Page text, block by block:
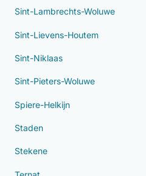
Sint-Lambrechts-Woluwe
Sint-Lievens-Houtem
Sint-Niklaas
Sint-Pieters-Woluwe
Spiere-Helkijn
Staden
Stekene